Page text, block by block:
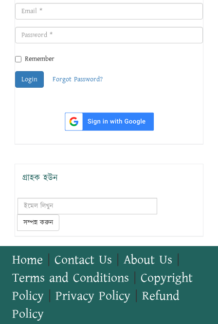
Remember
Login Forgot Password?
গ্রাহক হউন
সম্পন্ন করুন
Home Contact Us About Us
Terms and Conditions
Copyright
Policy
Privacy Policy
Refund
Policy